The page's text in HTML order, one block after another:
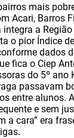
mais
Acari, Barros
integra a
o pior Índice
dados
fica o Ciep
do 5º ano
passavam
entre alunos.
e sem
a cara” era